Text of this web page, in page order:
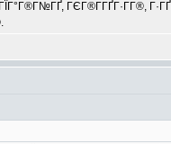
ГЄГ®Г­ГҐГ·Г­Г®,